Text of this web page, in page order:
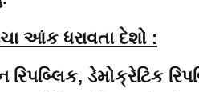
આંક ધરાવતા દેશો :
, ડેમોક્રેટિક